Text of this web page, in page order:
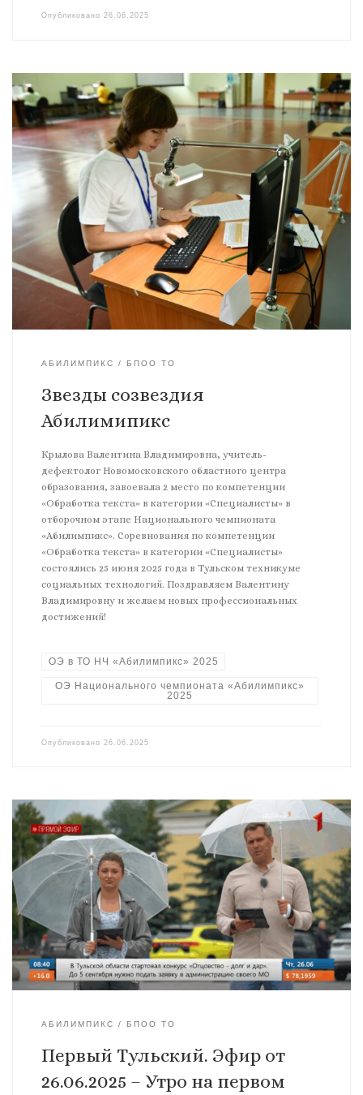
Опубликовано 26.06.2025
АБИЛИМПИКС БПОО ТО
Звезды созвездия
Абилимипикс
Крылова Валентина Владимировна, учитель-
дефектолог Новомосковского областного центра
образования, завоевала 2 место по компетенции
«Обработка текста» в категории «Специалисты» в
отборочном этапе Национального чемпионата
«Абилимпикс». Соревнования по компетенции
«Обработка текста» в категории «Специалисты»
состоялись 25 июня 2025 года в Тульском техникуме
социальных технологий. Поздравляем Валентину
Владимировну и желаем новых профессиональных
достижений!
ОЭ в ТО НЧ «Абилимпикс» 2025
ОЭ Национального чемпионата «Абилимпикс»
2025
Опубликовано 26.06.2025
АБИЛИМПИКС БПОО ТО
Первый Тульский. Эфир от
26.06.2025 – Утро на первом